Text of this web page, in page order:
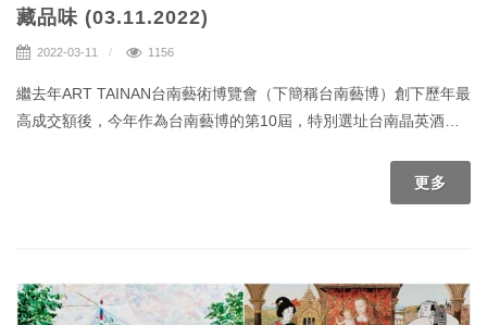
藏品味 (03.11.2022)
2022-03-11 1156
繼去年ART TAINAN台南藝術博覽會（下簡稱台南藝博）創下歷年最
高成交額後，今年作為台南藝博的第10屆，特別選址台南晶英酒店
會也為了炒熱10週年的氣氛，今年在展會週邊結合台南當地觀光聞
名並精選幾間在地的酒吧、小吃、藝文店家等，並推出具特色限定
更多